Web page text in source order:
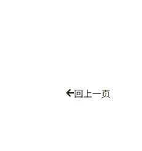
回上一页